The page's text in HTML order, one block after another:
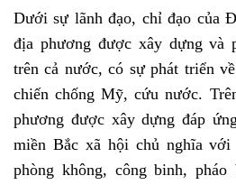
Dưới sự lãnh đạo, chỉ đạo của
địa phương được xây dựng và
trên cả nước, có sự phát triển
chiến chống Mỹ, cứu nước.
phương được xây dựng đáp
miền Bắc xã hội chủ nghĩa
phòng không, công binh,